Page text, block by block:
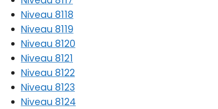
Niveau 8118
Niveau 8119
Niveau 8120
Niveau 8121
Niveau 8122
Niveau 8123
Niveau 8124